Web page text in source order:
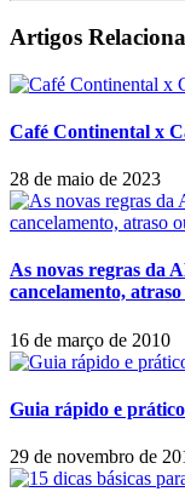
Artigos
Café Continental x
28 de maio de 2023
As novas regras da
cancelamento,
16 de março de 2010
Guia rápido e
29 de novembro de